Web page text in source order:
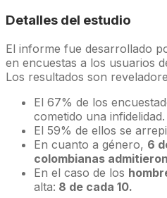
Detalles del estudio
El informe fue desarrollado
en encuestas a los usuarios
Los resultados son
El 67% de los
cometido una infidelidad.
El 59% de ellos se
En cuanto a género, 6
colombianas
En el caso de los
alta: 8 de cada 10.